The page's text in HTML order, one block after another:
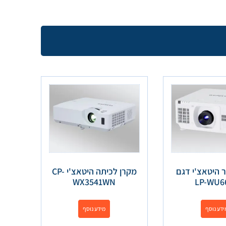
היטאצ'י דגם
LP-
נוסף
מקרן לכיתה היטאצ'י CP-
WX3541WN
מידע נוסף